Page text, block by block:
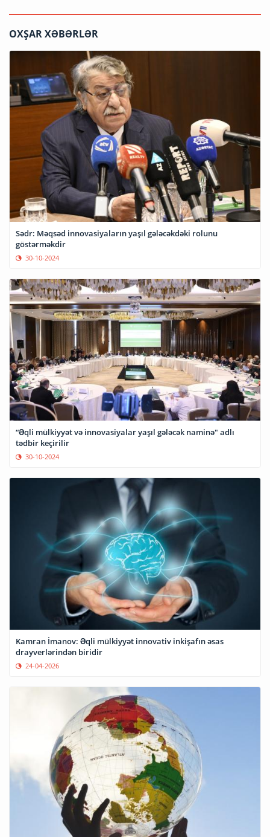
OXŞAR XƏBƏRLƏR
Sədr: Məqsəd innovasiyaların yaşıl gələcəkdəki rolunu
göstərməkdir
30-10-2024
“Əqli mülkiyyət və innovasiyalar yaşıl gələcək naminə" adlı
tədbir keçirilir
30-10-2024
Kamran İmanov: Əqli mülkiyyət innovativ inkişafın əsas
drayverlərindən biridir
24-04-2026